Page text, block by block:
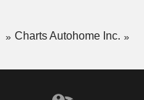
Charts Autohome Inc.